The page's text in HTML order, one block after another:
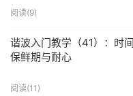
阅读(9)
谐波入门教学（41）：时
保鲜期与耐心
阅读(11 )